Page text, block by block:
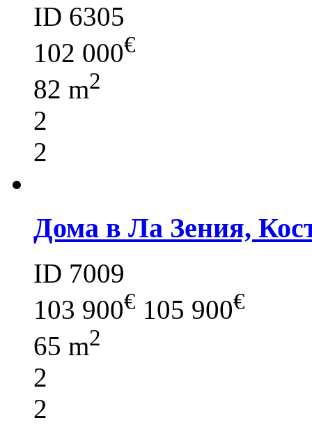
ID 6305
102 000€
82 m2
2
2
Дома в Ла Зения,
ID 7009
103 900€ 105 900€
65 m2
2
2